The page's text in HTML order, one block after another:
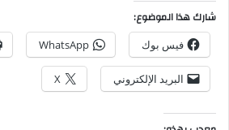
شارك هذا الموضوع:
فيس بوك WhatsApp
البريد الإلكتروني X